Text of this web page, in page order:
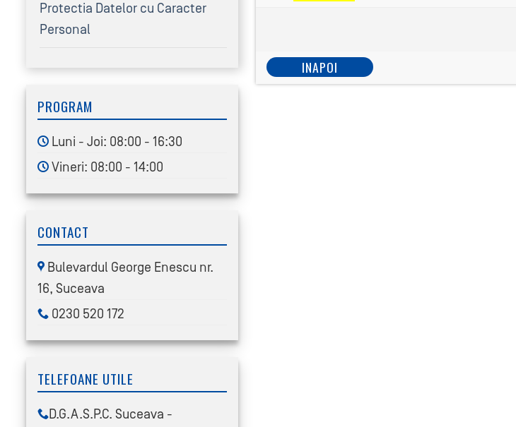
INAPOI
Protectia Datelor cu Caracter
Personal
PROGRAM
Luni - Joi: 08:00 - 16:30
Vineri: 08:00 - 14:00
CONTACT
Bulevardul George Enescu nr.
16, Suceava
0230 520 172
TELEFOANE UTILE
D.G.A.S.P.C. Suceava -